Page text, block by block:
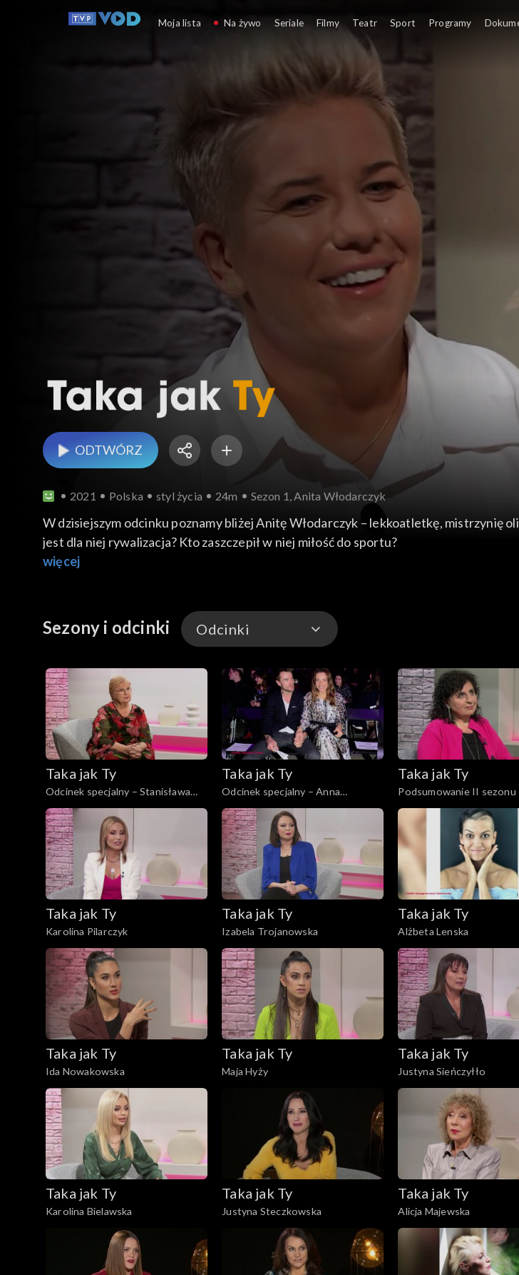
Taka jak Ty
ODTWÓRZ
2021 Polska styl życia 24m Sezon 1, Anita Włodarczyk
W dzisiejszym odcinku poznamy bliżej Anitę Włodarczyk – lekkoatletkę, mistrzynię olimpijską, mistrzynię świata oraz wielokrotną
jest dla niej rywalizacja? Kto zaszczepił w niej miłość do sportu?
więcej
Sezony i odcinki Odcinki
Odcinki
Taka jak Ty
Odcinek specjalny – Stanisława
Celińska
Taka jak Ty
Odcinek specjalny – Anna
Dereszowska
Taka jak Ty
Podsumowanie II sezonu
Taka jak Ty
Karolina Pilarczyk
Taka jak Ty
Izabela Trojanowska
Taka jak Ty
Alżbeta Lenska
Taka jak Ty
Ida Nowakowska
Taka jak Ty
Maja Hyży
Taka jak Ty
Justyna Sieńczyłło
Taka jak Ty
Karolina Bielawska
Taka jak Ty
Justyna Steczkowska
Taka jak Ty
Alicja Majewska
Moja lista Na żywo Seriale Filmy Teatr Sport Programy